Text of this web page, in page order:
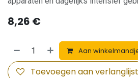
8,26 €
Aan
Toevoegen aan verlanglijst